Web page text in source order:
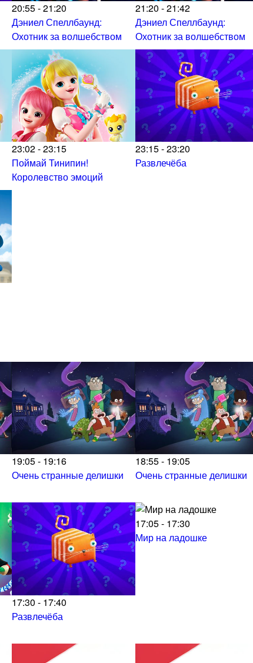
20:55 - 21:20
Дэниел Спеллбаунд:
Охотник за волшебством
21:20 - 21:42
Дэниел Спеллбаунд:
Охотник за волшебством
23:02 - 23:15
Поймай Тинипин!
Королевство эмоций
23:15 - 23:20
Развлечёба
19:05 - 19:16
Очень странные делишки
18:55 - 19:05
Очень странные делишки
17:30 - 17:40
Развлечёба
17:05 - 17:30
Мир на ладошке